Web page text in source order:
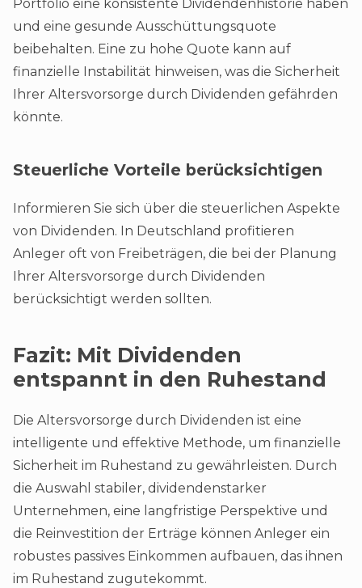
Portfolio eine konsistente Dividendenhistorie haben
und eine gesunde Ausschüttungsquote
beibehalten. Eine zu hohe Quote kann auf
finanzielle Instabilität hinweisen, was die Sicherheit
Ihrer Altersvorsorge durch Dividenden gefährden
könnte.
Steuerliche Vorteile berücksichtigen
Informieren Sie sich über die steuerlichen Aspekte
von Dividenden. In Deutschland profitieren
Anleger oft von Freibeträgen, die bei der Planung
Ihrer Altersvorsorge durch Dividenden
berücksichtigt werden sollten.
Fazit: Mit Dividenden
entspannt in den Ruhestand
Die Altersvorsorge durch Dividenden ist eine
intelligente und effektive Methode, um finanzielle
Sicherheit im Ruhestand zu gewährleisten. Durch
die Auswahl stabiler, dividendenstarker
Unternehmen, eine langfristige Perspektive und
die Reinvestition der Erträge können Anleger ein
robustes passives Einkommen aufbauen, das ihnen
im Ruhestand zugutekommt.